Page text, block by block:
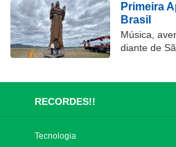
Primeira
Brasil
Música,
diante de
RECORDES!!
Tecnologia